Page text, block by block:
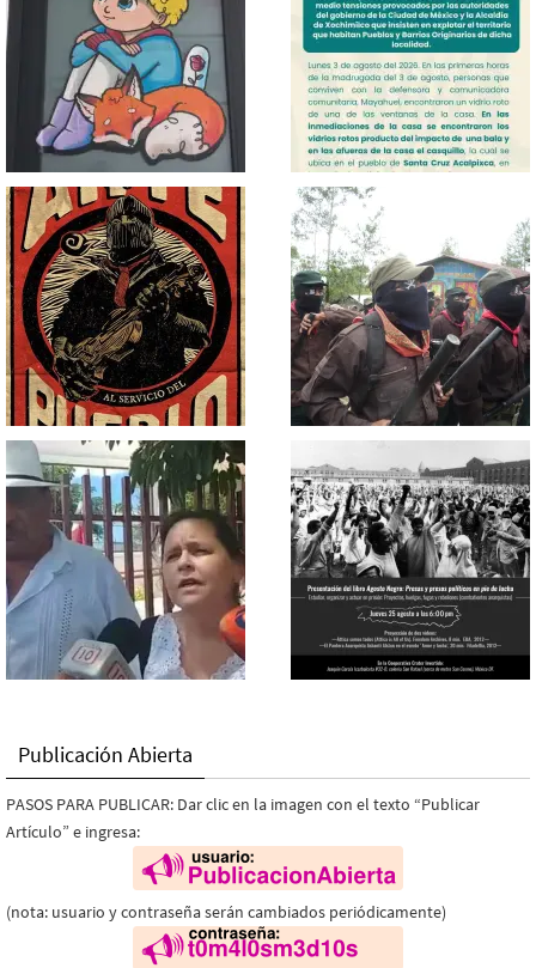
Publicación Abierta
PASOS PARA PUBLICAR: Dar clic en la imagen con el texto “Publicar
Artículo” e ingresa:
(nota: usuario y contraseña serán cambiados periódicamente)